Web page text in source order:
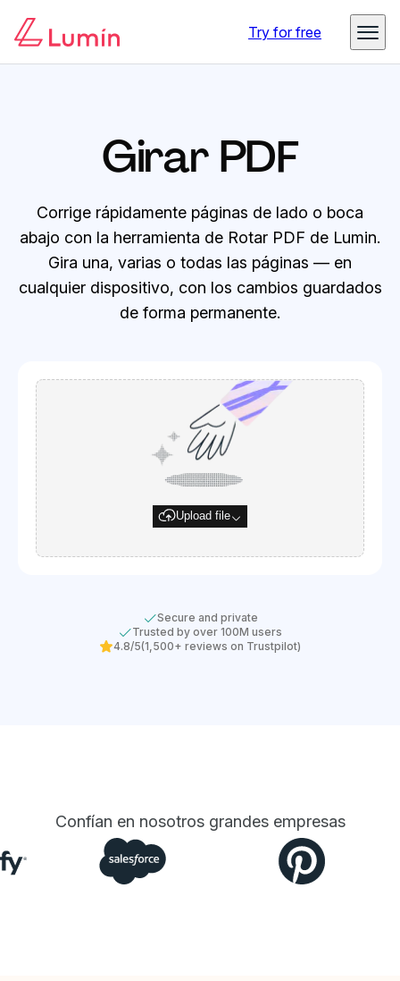
Try for free
Girar PDF
Corrige rápidamente páginas de lado o boca
abajo con la herramienta de Rotar PDF de Lumin.
Gira una, varias o todas las páginas — en
cualquier dispositivo, con los cambios guardados
de forma permanente.
Upload file
Secure and private
Trusted by over 100M users
4.8/5(1,500+ reviews on Trustpilot)
Confían en nosotros grandes empresas